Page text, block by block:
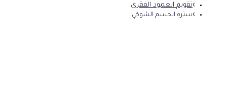
تقويم العمود الفقري
سترة الجسم الشوكي